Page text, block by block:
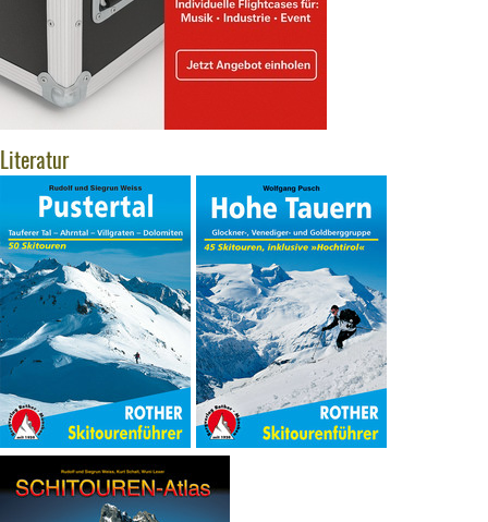
Literatur